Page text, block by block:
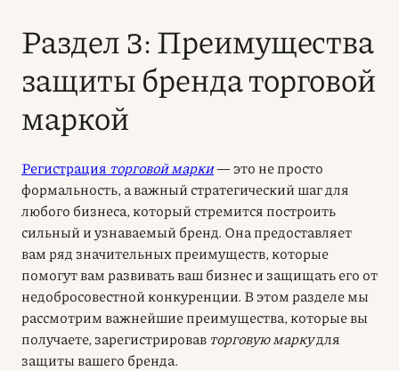
Раздел 3: Преимущества
защиты бренда торговой
маркой
Регистрация торговой марки— это не просто
формальность, а важный стратегический шаг для
любого бизнеса, который стремится построить
сильный и узнаваемый бренд. Она предоставляет
вам ряд значительных преимуществ, которые
помогут вам развивать ваш бизнес и защищать его от
недобросовестной конкуренции. В этом разделе мы
рассмотрим важнейшие преимущества, которые вы
получаете, зарегистрировав торговую маркудля
защиты вашего бренда.